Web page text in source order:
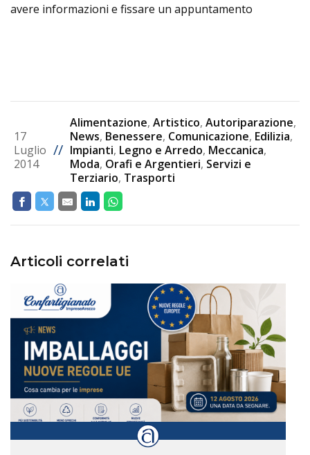
avere informazioni e fissare un appuntamento
17
Luglio
2014
//
Alimentazione, Artistico, Autoriparazione,
News, Benessere, Comunicazione, Edilizia,
Impianti, Legno e Arredo, Meccanica,
Moda, Orafi e Argentieri, Servizi e
Terziario, Trasporti
Articoli correlati